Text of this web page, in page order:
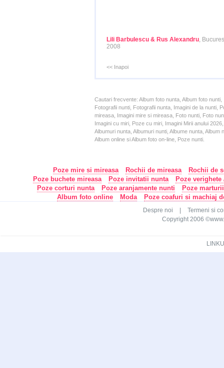
Lili Barbulescu & Rus Alexandru,
2008
<< Inapoi
Cautari frecvente: Album foto nunta, Album foto
Fotografii nunti, Fotografii nunta, Imagini de la nunti,
mireasa, Imagini mire si mireasa, Foto nunti, Foto
Imagini cu miri, Poze cu miri, Imagini Mirii anului
Albumuri nunta, Albumuri nunti, Albume nunta,
Album online si Album foto on-line, Poze nunti.
Poze mire si mireasa Rochii de mireasa
Rochii de
Poze buchete mireasa
Poze invitatii nunta
Poze
Poze corturi nunta
Poze aranjamente nunti
Poze
Album foto online
Moda Poze coafuri si machiaj
Despre noi
Termeni si
Copyright 2006